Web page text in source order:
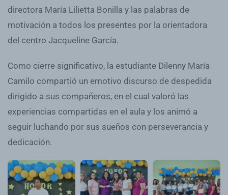
directora María Lilietta Bonilla y las palabras de
motivación a todos los presentes por la orientadora
del centro Jacqueline García.
Como cierre significativo, la estudiante Dilenny María
Camilo compartió un emotivo discurso de despedida
dirigido a sus compañeros, en el cual valoró las
experiencias compartidas en el aula y los animó a
seguir luchando por sus sueños con perseverancia y
dedicación.